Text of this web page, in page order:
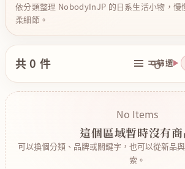
依分類整理 NobodyInJP 的日系生活小物，慢
柔細節。
共 0 件 篩選
No Items
這個區域暫時沒有
可以換個分類、品牌或關鍵字，也可以從新品
索。